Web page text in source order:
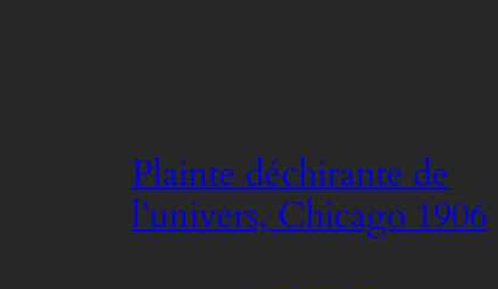
Plainte déchirante de
l’univers, Chicago 1906